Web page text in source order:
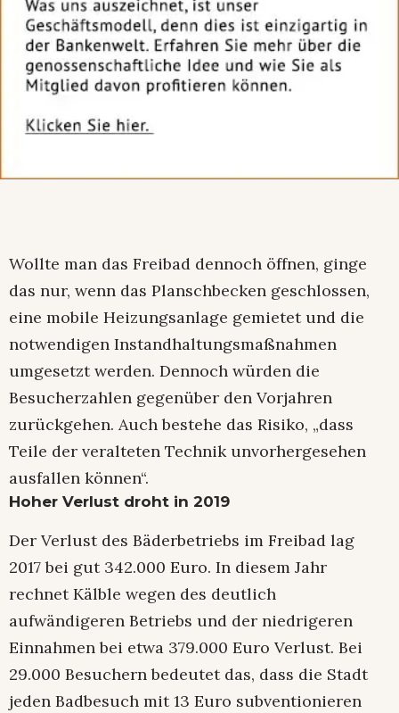
Wollte man das Freibad dennoch öffnen, ginge
das nur, wenn das Planschbecken geschlossen,
eine mobile Heizungsanlage gemietet und die
notwendigen Instandhaltungsmaßnahmen
umgesetzt werden. Dennoch würden die
Besucherzahlen gegenüber den Vorjahren
zurückgehen. Auch bestehe das Risiko, „dass
Teile der veralteten Technik unvorhergesehen
ausfallen können“.
Hoher Verlust droht in 2019
Der Verlust des Bäderbetriebs im Freibad lag
2017 bei gut 342.000 Euro. In diesem Jahr
rechnet Kälble wegen des deutlich
aufwändigeren Betriebs und der niedrigeren
Einnahmen bei etwa 379.000 Euro Verlust. Bei
29.000 Besuchern bedeutet das, dass die Stadt
jeden Badbesuch mit 13 Euro subventionieren